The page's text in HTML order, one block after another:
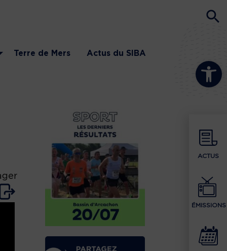
Ouvrir la
ACTUS
ÉMISSIONS
Terre de Mers Actus du SIBA